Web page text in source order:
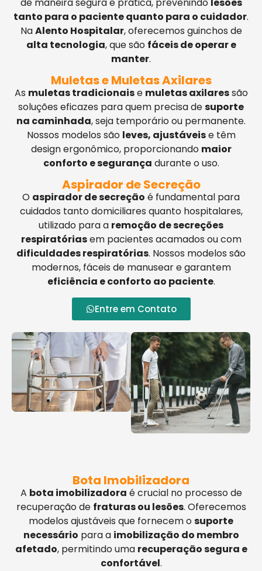
tanto para o paciente quanto para o cuidador.
NaAlento Hospitalar, oferecemos guinchos de
alta tecnologia, que são fáceis de operar e
manter.
Muletas e Muletas Axilares
As muletas tradicionaise muletas axilaressão
soluções eficazes para quem precisa desuporte
na caminhada, seja temporário ou permanente.
Nossos modelos são leves, ajustáveise têm
design ergonômico, proporcionando maior
conforto e segurança durante o uso.
Aspirador de Secreção
O aspirador de secreção é fundamental para
cuidados tanto domiciliares quanto hospitalares,
utilizado para a remoção de secreções
respiratóriasem pacientes acamados ou com
dificuldades respiratórias. Nossos modelos são
modernos, fáceis de manusear e garantem
eficiência e conforto ao paciente.
Entre em Contato
Bota Imobilizadora
A bota imobilizadora é crucial no processo de
recuperação de fraturas ou lesões. Oferecemos
modelos ajustáveis que fornecem osuporte
necessário para a imobilização do membro
afetado, permitindo uma recuperação segura e
confortável.